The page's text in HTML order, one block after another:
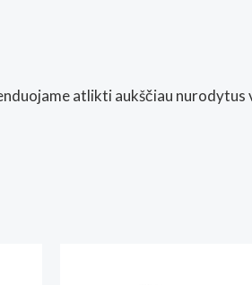
atlikti aukščiau